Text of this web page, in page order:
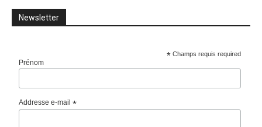
Newsletter
* Champs requis required
Prénom
Addresse e-mail*